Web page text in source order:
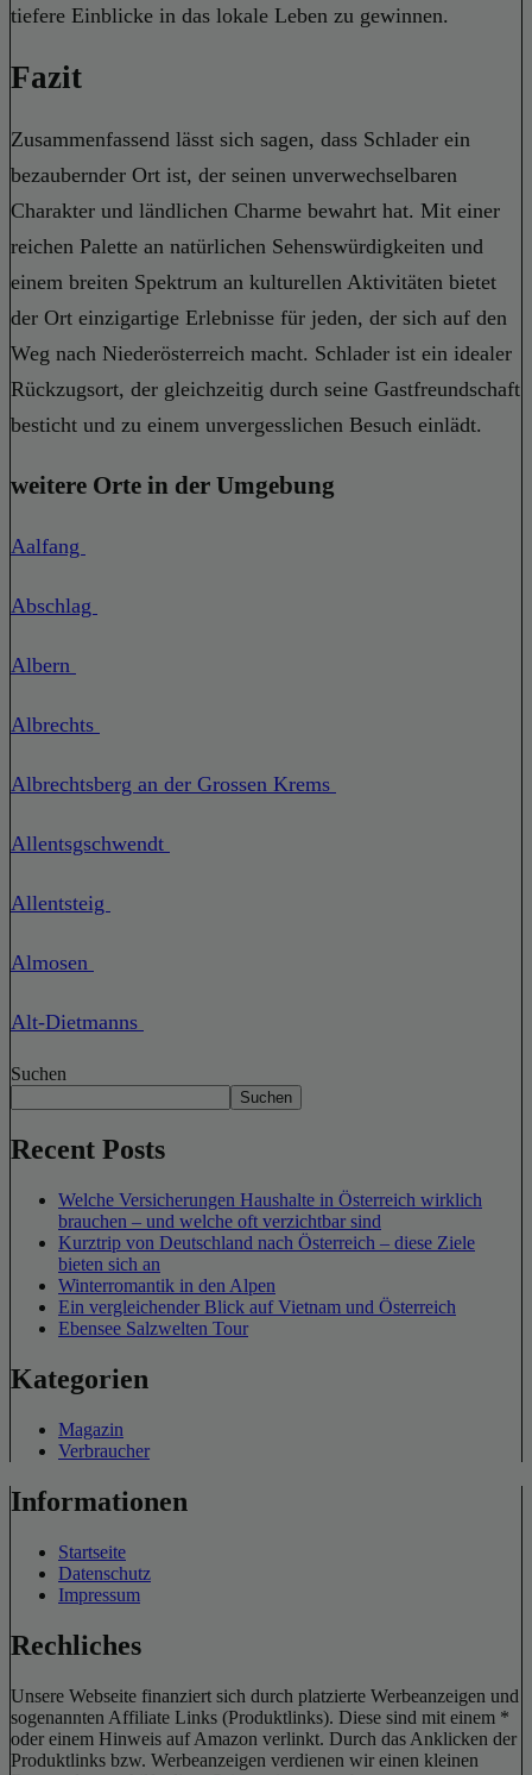
tiefere Einblicke in das lokale Leben zu gewinnen.
Fazit
Zusammenfassend lässt sich sagen, dass Schlader ein
bezaubernder Ort ist, der seinen unverwechselbaren
Charakter und ländlichen Charme bewahrt hat. Mit einer
reichen Palette an natürlichen Sehenswürdigkeiten und
einem breiten Spektrum an kulturellen Aktivitäten bietet
der Ort einzigartige Erlebnisse für jeden, der sich auf den
Weg nach Niederösterreich macht. Schlader ist ein idealer
Rückzugsort, der gleichzeitig durch seine Gastfreundschaft
besticht und zu einem unvergesslichen Besuch einlädt.
weitere Orte in der Umgebung
Aalfang
Abschlag
Albern
Albrechts
Albrechtsberg an der Grossen Krems
Allentsgschwendt
Allentsteig
Almosen
Alt-Dietmanns
Suchen
Suchen
Recent Posts
Welche Versicherungen Haushalte in Österreich wirklich
brauchen – und welche oft verzichtbar sind
Kurztrip von Deutschland nach Österreich – diese Ziele
bieten sich an
Winterromantik in den Alpen
Ein vergleichender Blick auf Vietnam und Österreich
Ebensee Salzwelten Tour
Kategorien
Magazin
Verbraucher
Informationen
Startseite
Datenschutz
Impressum
Rechliches
Unsere Webseite finanziert sich durch platzierte Werbeanzeigen und
sogenannten Affiliate Links (Produktlinks). Diese sind mit einem *
oder einem Hinweis auf Amazon verlinkt. Durch das Anklicken der
Produktlinks bzw. Werbeanzeigen verdienen wir einen kleinen